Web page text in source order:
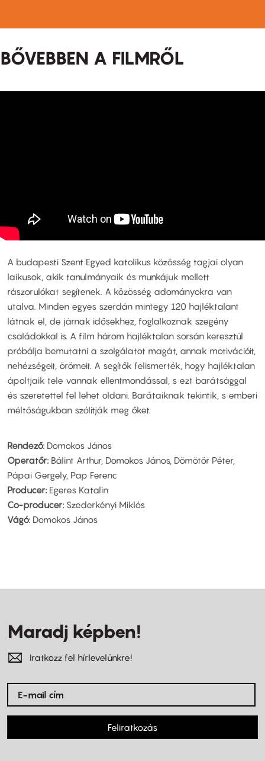
BŐVEBBEN A FILMRŐL
A budapesti Szent Egyed katolikus közösség tagjai olyan
laikusok, akik tanulmányaik és munkájuk mellett
rászorulókat segítenek. A közösség adományokra van
utalva. Minden egyes szerdán mintegy 120 hajléktalant
látnak el, de járnak idősekhez, foglalkoznak szegény
családokkal is. A film három hajléktalan sorsán keresztül
próbálja bemutatni a szolgálatot magát, annak motivációit,
nehézségeit, örömeit. A segítők felismerték, hogy hajléktalan
ápoltjaik tele vannak ellentmondással, s ezt barátsággal
és szeretettel fel lehet oldani. Barátaiknak tekintik, s emberi
méltóságukban szólítják meg őket.
Rendező: Domokos János
Operatőr: Bálint Arthur, Domokos János, Dömötör Péter,
Pápai Gergely, Pap Ferenc
Producer: Egeres Katalin
Co-producer: Szederkényi Miklós
Vágó: Domokos János
Maradj képben!
Iratkozz fel hírlevelünkre!
Feliratkozás